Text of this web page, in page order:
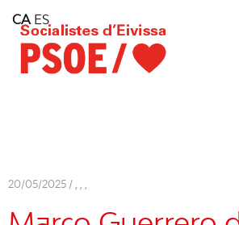
Consell Insular d'Eivissa
Services
Contact
20/05/2025 / , , ,
CA ES